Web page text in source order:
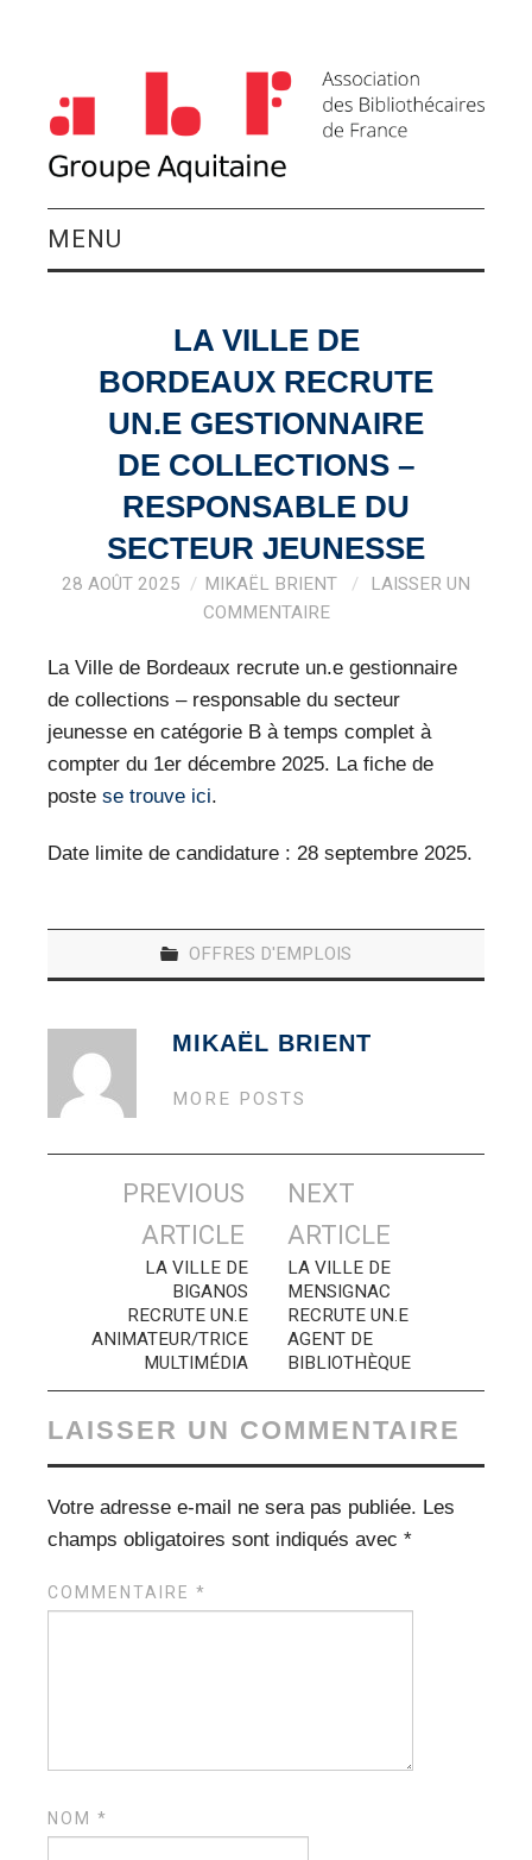
MENU
ACTIVITÉS DU
GROUPE
AGENDA
VEILLE PRO
RESSOURCES
OFFRES D’EMPLOIS
LA VILLE DE
BORDEAUX RECRUTE
UN.E GESTIONNAIRE
DE COLLECTIONS –
RESPONSABLE DU
SECTEUR JEUNESSE
28 AOÛT 2025 MIKAËL BRIENT
LAISSER UN
COMMENTAIRE
La Ville de Bordeaux recrute un.e gestionnaire
de collections – responsable du secteur
jeunesse en catégorie B à temps complet à
compter du 1er décembre 2025. La fiche de
postese trouve ici.
Date limite de candidature : 28 septembre 2025.
OFFRES D'EMPLOIS
MIKAËL BRIENT
MORE POSTS
Navigation
articles
PREVIOUS
ARTICLE
LA VILLE DE
BIGANOS
RECRUTE UN.E
ANIMATEUR/TRICE
MULTIMÉDIA
NEXT
ARTICLE
LA VILLE DE
MENSIGNAC
RECRUTE UN.E
AGENT DE
BIBLIOTHÈQUE
LAISSER UN COMMENTAIRE
Votre adresse e-mail ne sera pas publiée. Les
champs obligatoires sont indiqués avec*
COMMENTAIRE*
NOM*